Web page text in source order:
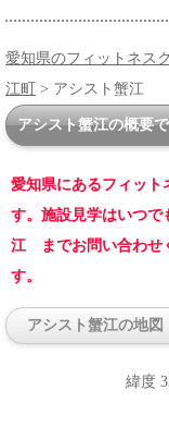
愛知県のフィットネス
江町 > アシスト蟹江
アシスト蟹江の概要
愛知県にあるフィッ
す。施設見学はいつ
江 までお問い合わせ
す。
アシスト蟹江の地図
緯度